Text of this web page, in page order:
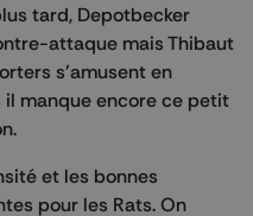
tard, Depotbecker
attaque mais Thibaut
s’amusent en
manque encore ce petit
et les bonnes
pour les Rats. On